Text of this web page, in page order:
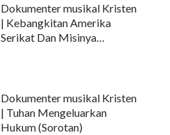
Dokumenter musikal Kristen
| Kebangkitan Amerika
Serikat Dan Misinya
Dokumenter musikal Kristen
| Tuhan Mengeluarkan
Hukum (Sorotan)